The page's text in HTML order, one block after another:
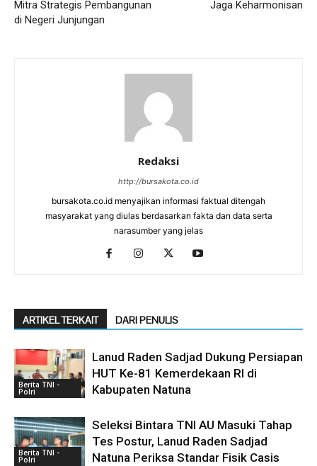
Mitra Strategis Pembangunan
di Negeri Junjungan
Jaga Keharmonisan
Redaksi
http://bursakota.co.id
bursakota.co.id menyajikan informasi faktual ditengah
masyarakat yang diulas berdasarkan fakta dan data serta
narasumber yang jelas
ARTIKEL TERKAIT DARI PENULIS
Berita TNI -
Polri
Lanud Raden Sadjad Dukung Persiapan
HUT Ke-81 Kemerdekaan RI di
Kabupaten Natuna
Berita TNI -
Polri
Seleksi Bintara TNI AU Masuki Tahap
Tes Postur, Lanud Raden Sadjad
Natuna Periksa Standar Fisik Casis